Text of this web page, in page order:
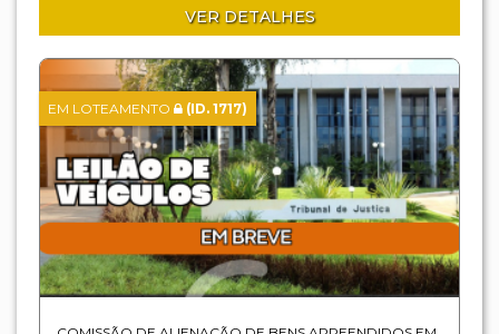
VER DETALHES
EM LOTEAMENTO (ID. 1717)